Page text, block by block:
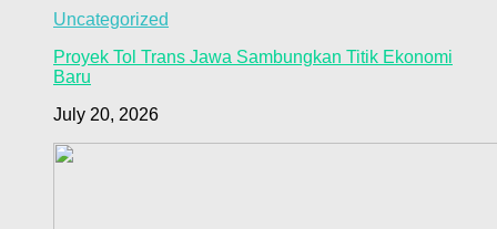
Uncategorized
Proyek Tol Trans Jawa Sambungkan Titik Ekonomi
Baru
July 20, 2026